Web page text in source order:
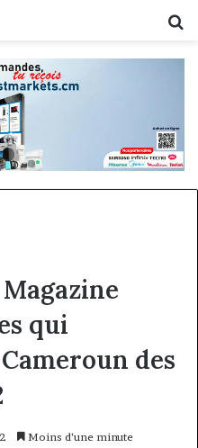
qui
des
Moins d’une minute